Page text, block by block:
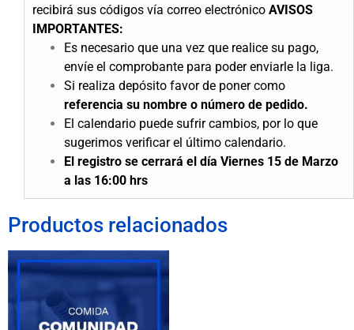
recibirá sus códigos vía correo electrónico AVISOS
IMPORTANTES:
Es necesario que una vez que realice su pago,
envíe el comprobante para poder enviarle la liga.
Si realiza depósito favor de poner como
referencia su nombre o número de pedido.
El calendario puede sufrir cambios, por lo que
sugerimos verificar el último calendario.
El registro se cerrará el día Viernes 15 de Marzo
a las 16:00 hrs
Productos relacionados